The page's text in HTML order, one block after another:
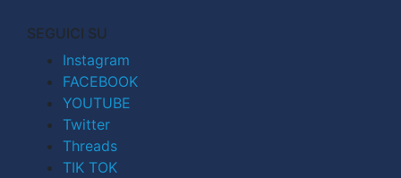
SEGUICI SU
Instagram
FACEBOOK
YOUTUBE
Twitter
Threads
TIK TOK